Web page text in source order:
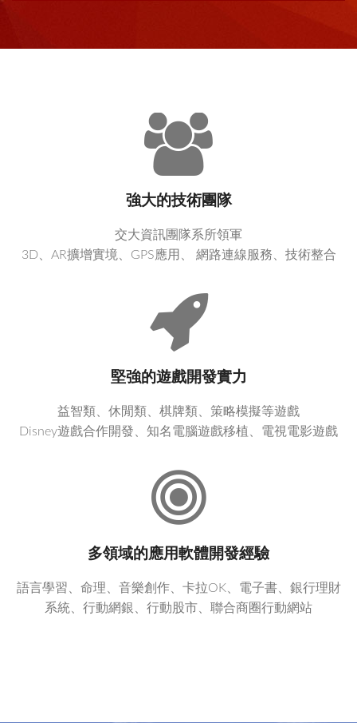
強大的技術團隊
交大資訊團隊系所領軍
3D、AR擴增實境、GPS應用、 網路連線服務、技術整合
堅強的遊戲開發實力
益智類、休閒類、棋牌類、策略模擬等遊戲
Disney遊戲合作開發、知名電腦遊戲移植、電視電影遊戲
多領域的應用軟體開發經驗
語言學習、命理、音樂創作、卡拉OK、電子書、銀行理財
系統、行動網銀、行動股市、聯合商圈行動網站